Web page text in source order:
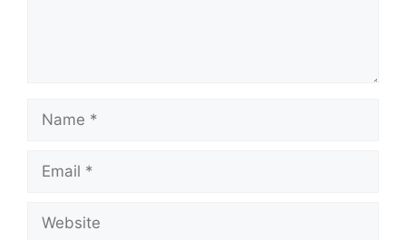
Name
Email
Website